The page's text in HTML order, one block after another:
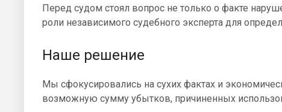
Перед судом стоял вопрос не только о факте
роли независимого судебного эксперта для
Наше решение
Мы сфокусировались на сухих фактах и
возможную сумму убытков, причиненных